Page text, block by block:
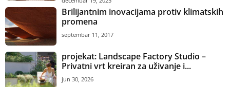
Brilijantnim inovacijama protiv klimatskih
promena
septembar 11, 2017
projekat: Landscape Factory Studio –
Privatni vrt kreiran za uživanje i...
jun 30, 2026